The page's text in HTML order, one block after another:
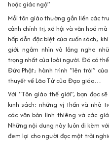
Mỗi tôn giáo thường gắn liền các
cảnh chính trị, xã hội và văn hoá
hấp dẫn đặc biệt của cuốn sách;
giới, ngắm nhìn và lắng nghe
trọng nhất của loài người. Đó có
Đức Phật; hành trình “lên trời”
thuyết về Lão Tử của Đạo giáo…
Với “Tôn giáo thế giới”, bạn đọc
kinh sách; những vị thần và nhà
các văn bản linh thiêng và các
Những nội dung này luôn đi kèm
đem lại cho người đọc một trải
nghĩa bóng).